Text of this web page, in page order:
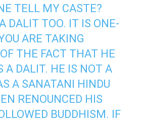
TELL MY CASTE?
DALIT TOO. IT IS ONE-
ARE TAKING
THE FACT THAT HE
A DALIT. HE IS NOT A
A SANATANI HINDU
RENOUNCED HIS
BUDDHISM. IF